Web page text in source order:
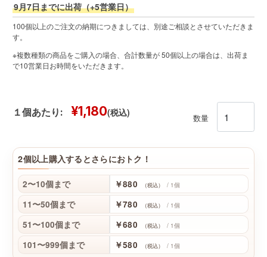
9月7日までに出荷（+5営業日）
100個以上のご注文の納期につきましては、別途ご相談とさせていただきま
す。
※複数種類の商品をご購入の場合、合計数量が 50個以上の場合は、出荷ま
で10営業日お時間をいただきます。
１個あたり: ¥1,180(税込)
数量
2個以上購入するとさらにおトク！
2〜10個まで ￥880 （税込） / 1個
11〜50個まで ￥780 （税込） / 1個
51〜100個まで ￥680 （税込） / 1個
101〜999個まで ￥580 （税込） / 1個